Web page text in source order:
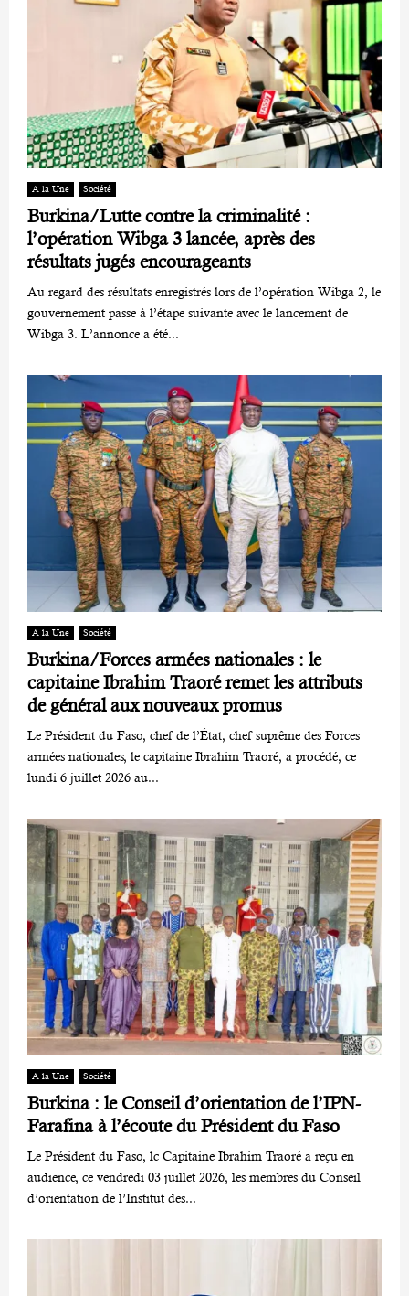
A la Une Société
Burkina/Lutte contre la criminalité :
l’opération Wibga 3 lancée, après des
résultats jugés encourageants
Au regard des résultats enregistrés lors de l’opération Wibga 2, le
gouvernement passe à l’étape suivante avec le lancement de
Wibga 3. L’annonce a été...
A la Une Société
Burkina/Forces armées nationales : le
capitaine Ibrahim Traoré remet les attributs
de général aux nouveaux promus
Le Président du Faso, chef de l’État, chef suprême des Forces
armées nationales, le capitaine Ibrahim Traoré, a procédé, ce
lundi 6 juillet 2026 au...
A la Une Société
Burkina : le Conseil d’orientation de l’IPN-
Farafina à l’écoute du Président du Faso
Le Président du Faso, lc Capitaine Ibrahim Traoré a reçu en
audience, ce vendredi 03 juillet 2026, les membres du Conseil
d’orientation de l’Institut des...